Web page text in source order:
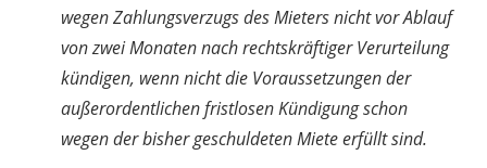
wegen Zahlungsverzugs des Mieters nicht vor Ablauf
von zwei Monaten nach rechtskräftiger Verurteilung
kündigen, wenn nicht die Voraussetzungen der
außerordentlichen fristlosen Kündigung schon
wegen der bisher geschuldeten Miete erfüllt sind.